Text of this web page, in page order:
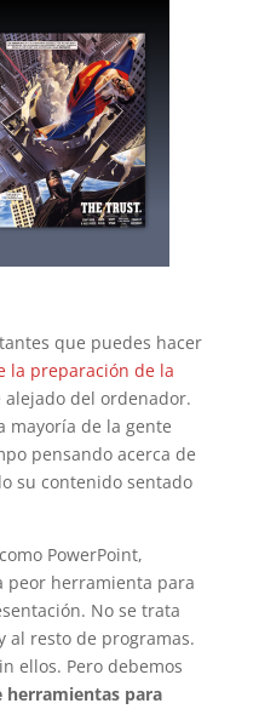
que puedes hacer
la preparación de la
del ordenador.
mayoría de la gente
pensando acerca de
su contenido sentado
PowerPoint,
peor herramienta para
No se trata
al resto de programas.
ellos. Pero debemos
herramientas para